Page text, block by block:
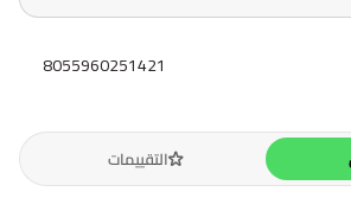
8055960251421
التقييمات